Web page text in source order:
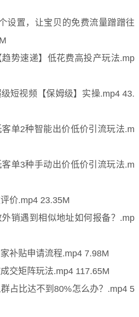
设置，让宝贝的免费流量蹭蹭往
势速递】低花费高投产玩法.mp
短视频【保姆级】实操.mp4 43.
单2种智能出价低价引流玩法.m
单3种手动出价低价引流玩法.m
价.mp4 23.35M
销遇到相似地址如何报备？.mp
补贴申请流程.mp4 7.98M
交矩阵玩法.mp4 117.65M
占比达不到80%怎么办？.mp4 5